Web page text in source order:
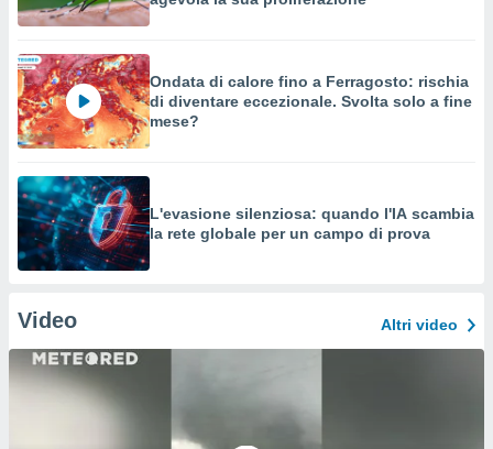
Ondata di calore fino a Ferragosto: rischia
di diventare eccezionale. Svolta solo a fine
mese?
L'evasione silenziosa: quando l'IA scambia
la rete globale per un campo di prova
Video Altri video